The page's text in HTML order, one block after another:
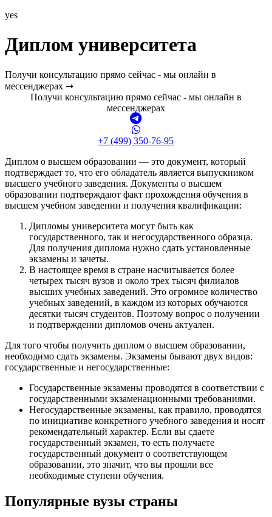
yes
Диплом университета
Получи консультацию прямо сейчас - мы онлайн в
мессенджерах ➞
Получи консультацию прямо сейчас - мы онлайн в
мессенджерах
+7 (499) 350-76-95
Диплом о высшем образовании — это документ, который
подтверждает то, что его обладатель является выпускником
высшего учебного заведения. Документы о высшем
образовании подтверждают факт прохождения обучения в
высшем учебном заведении и получения квалификации:
Дипломы университета могут быть как
государственного, так и негосударственного образца.
Для получения диплома нужно сдать установленные
экзамены и зачеты.
В настоящее время в стране насчитывается более
четырех тысяч вузов и около трех тысяч филиалов
высших учебных заведений. Это огромное количество
учебных заведений, в каждом из которых обучаются
десятки тысяч студентов. Поэтому вопрос о получении
и подтверждении дипломов очень актуален.
Для того чтобы получить диплом о высшем образовании,
необходимо сдать экзамены. Экзамены бывают двух видов:
государственные и негосударственные:
Государственные экзамены проводятся в соответствии с
государственными экзаменационными требованиями.
Негосударственные экзамены, как правило, проводятся
по инициативе конкретного учебного заведения и носят
рекомендательный характер. Если вы сдаете
государственный экзамен, то есть получаете
государственный документ о соответствующем
образовании, это значит, что вы прошли все
необходимые ступени обучения.
Популярные вузы страны